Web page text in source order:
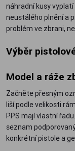
náhradní kusy
neustálého plnění a
problém ve zbrani,
Výběr
Model a ráže
Začněte přesným
liší podle velikosti
PPS mají vlastní
seznam
konkrétní pistole a